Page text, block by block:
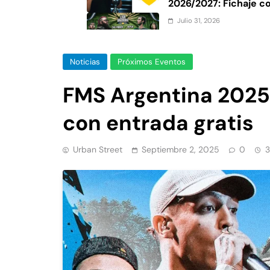
2026/2027: Fichaje
Roosters
Julio 31, 2026
fecha y boletos
Julio 30, 2026
Dalia Castella gana
2026: Resultados de
Noticias Próximos Eventos
FMS Argentina
con entrada gratis
Urban Street Septiembre 2, 2025 0